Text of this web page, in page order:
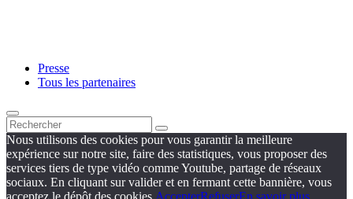
Presse
Tous les partenaires
Nous utilisons des cookies pour vous garantir la meilleure
expérience sur notre site, faire des statistiques, vous proposer des
services tiers de type vidéo comme Youtube, partage de réseaux
sociaux. En cliquant sur valider et en fermant cette bannière, vous
acceptez le dépôt des cookies.AccepterRefuserEn savoir plus